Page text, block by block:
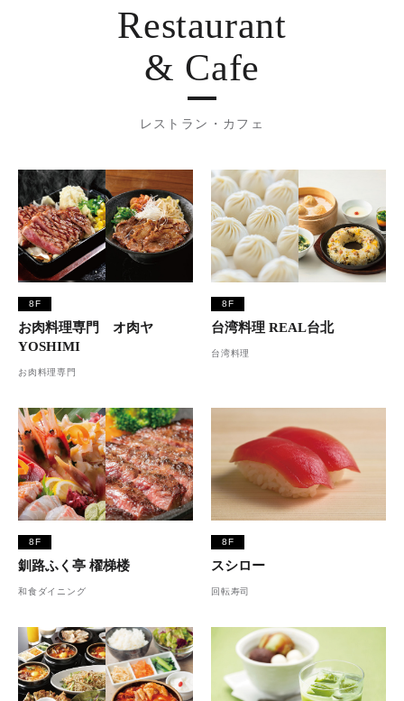
Restaurant
& Cafe
レストラン・カフェ
8F
お肉料理専門 オ肉ヤ
YOSHIMI
お肉料理専門
8F
台湾料理 REAL台北
台湾料理
8F
釧路ふく亭 櫂梯楼
和食ダイニング
8F
スシロー
回転寿司